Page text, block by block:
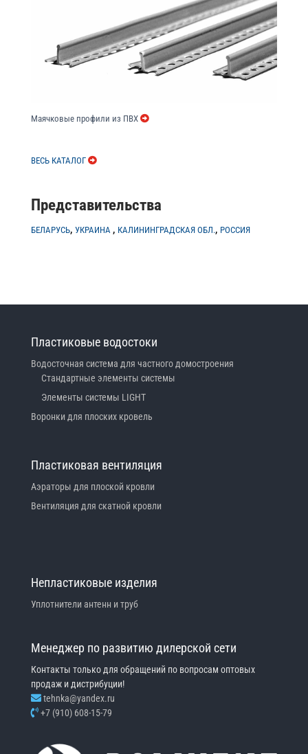
Маячковые профили из ПВХ
ВЕСЬ КАТАЛОГ
Представительства
БЕЛАРУСЬ, УКРАИНА , КАЛИНИНГРАДСКАЯ ОБЛ., РОССИЯ
Пластиковые водостоки
Водосточная система для частного домостроения
Стандартные элементы системы
Элементы системы LIGHT
Воронки для плоских кровель
Пластиковая вентиляция
Аэраторы для плоской кровли
Вентиляция для скатной кровли
Непластиковые изделия
Уплотнители антенн и труб
Менеджер по развитию дилерской сети
Контакты только для обращений по вопросам оптовых
продаж и дистрибуции!
tehnka@yandex.ru
+7 (910) 608-15-79